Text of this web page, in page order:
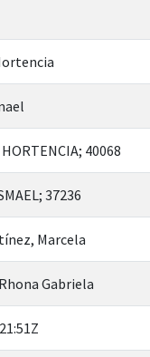
40068
37236
Marcela
Gabriela